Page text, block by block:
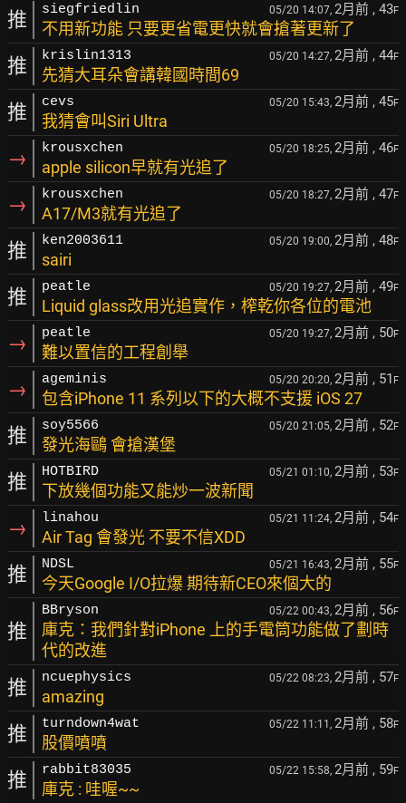
推 siegfriedlin 05/20 14:07, 2月前 , 43F
不用新功能 只要更省電更快就會搶著更新了
推 krislin1313 05/20 14:27, 2月前 , 44F
先猜大耳朵會講韓國時間69
推 cevs 05/20 15:43, 2月前 , 45F
我猜會叫Siri Ultra
→ krousxchen 05/20 18:25, 2月前 , 46F
apple silicon早就有光追了
→ krousxchen 05/20 18:27, 2月前 , 47F
A17/M3就有光追了
推 ken2003611 05/20 19:00, 2月前 , 48F
sairi
推 peatle 05/20 19:27, 2月前 , 49F
Liquid glass改用光追實作，榨乾你各位的電池
→ peatle 05/20 19:27, 2月前 , 50F
難以置信的工程創舉
→ ageminis 05/20 20:20, 2月前 , 51 F
包含iPhone 11 系列以下的大概不支援 iOS 27
推 soy5566 05/20 21:05, 2月前 , 52F
發光海鷗 會搶漢堡
推 HOTBIRD 05/21 01:10, 2月前 , 53F
下放幾個功能又能炒一波新聞
→ linahou 05/21 11:24, 2月前 , 54F
Air Tag 會發光 不要不信XDD
推 NDSL 05/21 16:43, 2月前 , 55F
今天Google I/O拉爆 期待新CEO來個大的
推
BBryson 05/22 00:43, 2月前 , 56F
庫克：我們針對iPhone 上的手電筒功能做了劃時
代的改進
推 ncuephysics 05/22 08:23, 2月前 , 57F
amazing
推 turndown4wat 05/22 11:11, 2月前 , 58F
股價噴噴
推 rabbit83035 05/22 15:58, 2月前 , 59F
庫克 : 哇喔~~